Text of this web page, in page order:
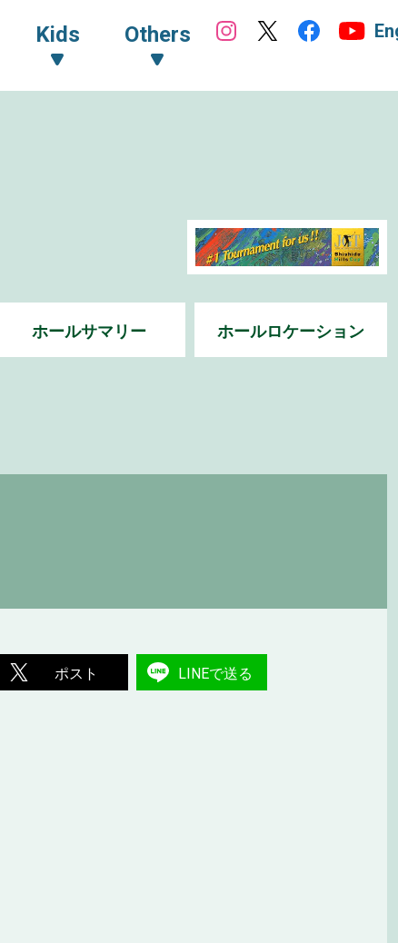
Kids Others
ホールサマリー ホールロケーション
ポスト LINEで送る